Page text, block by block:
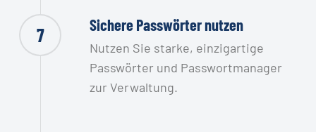
7 Sichere Passwörter nutzen
Nutzen Sie starke, einzigartige
Passwörter und Passwortmanager
zur Verwaltung.